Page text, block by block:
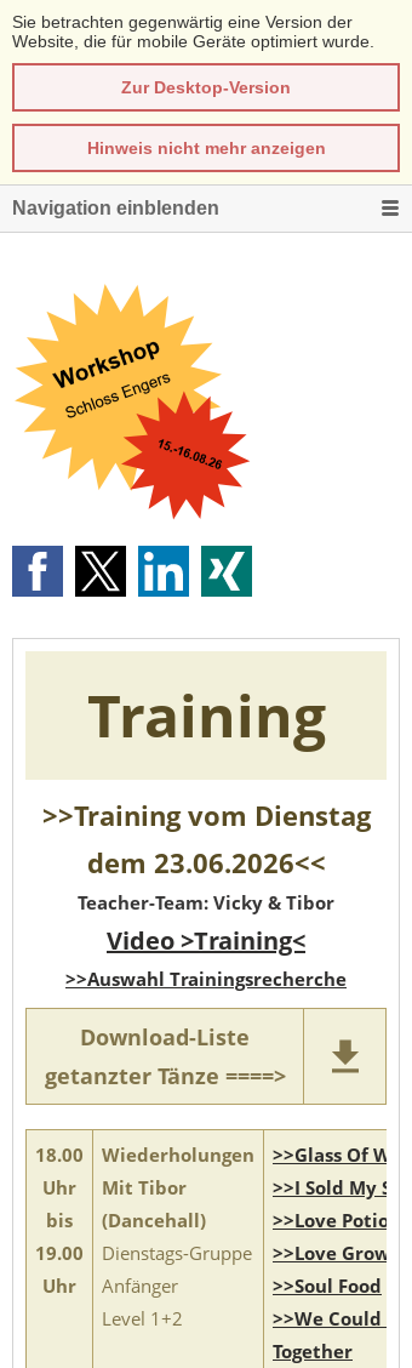
Sie betrachten gegenwärtig eine Version der
Website, die für mobile Geräte optimiert wurde.
Zur Desktop-Version
Hinweis nicht mehr anzeigen
Navigation einblenden
Training
>>Training vom Dienstag
dem 23.06.2026<<
Teacher-Team: Vicky & Tibor
Video >Training<
>>Auswahl Trainingsrecherche
Download-Liste
getanzter Tänze ====>
18.00
Uhr
bis
19.00
Uhr
Wiederholungen
Mit Tibor
(Dancehall)
Dienstags-Gruppe
Anfänger
Level 1+2
>>Glass Of Wine
>>I Sold My Soul
>>Love Potion
>>Love Grows
>>Soul Food
>>We Could Be
Together